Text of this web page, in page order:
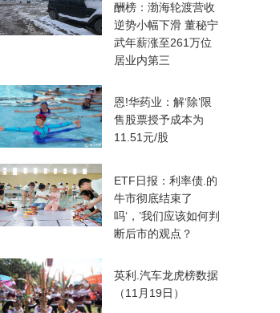
酬榜：渤海轮渡营收
逆势小幅下滑 董秘宁
武年薪涨至261万位
居业内第三
恩!华药业：解‘除’限
售股票授予成本为
11.51元/股
ETF日报：利率债.的
牛市彻底结束了
吗‘，’我们应该如何判
断后市的观点？
英利.汽车龙虎榜数据
（11月19日）